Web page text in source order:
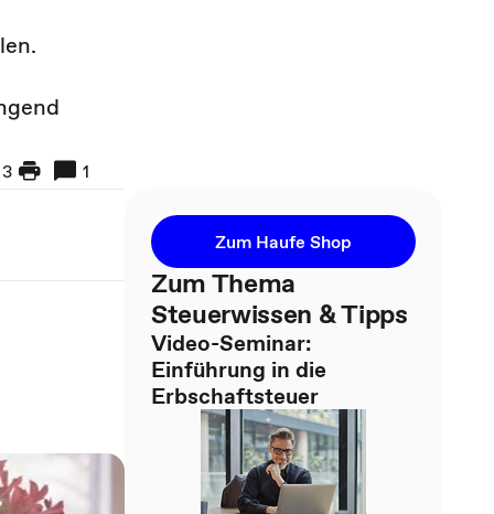
3 1
Zum Haufe Shop
Zum Thema
Steuerwissen & Tipps
Video-Seminar:
Einführung in die
Erbschaftsteuer